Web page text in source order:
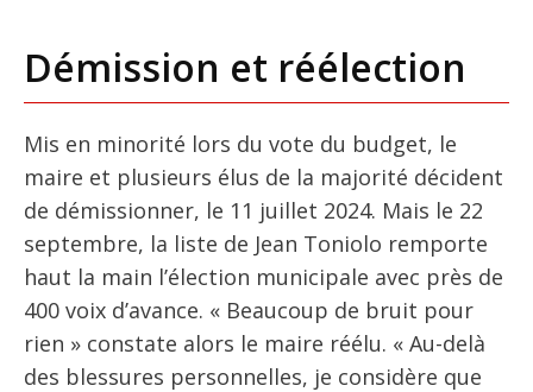
Démission et réélection
Mis en minorité lors du vote du budget, le
maire et plusieurs élus de la majorité décident
de démissionner, le 11 juillet 2024. Mais le 22
septembre, la liste de Jean Toniolo remporte
haut la main l’élection municipale avec près de
400 voix d’avance. « Beaucoup de bruit pour
rien » constate alors le maire réélu. « Au-delà
des blessures personnelles, je considère que